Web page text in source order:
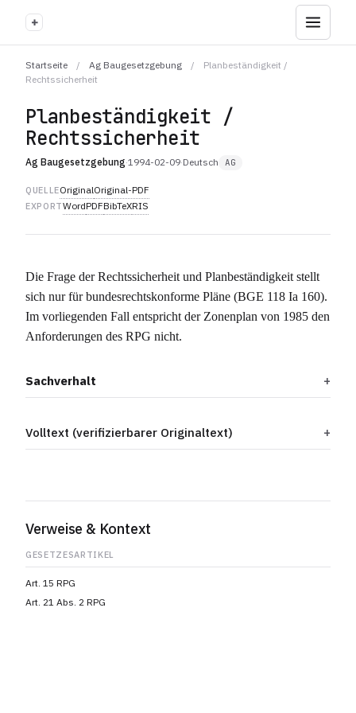
+
Startseite / Ag Baugesetzgebung /
Planbeständigkeit /
Rechtssicherheit
Planbeständigkeit /
Rechtssicherheit
Ag Baugesetzgebung·1994-02-09·Deutsch AG
QUELLEOriginalOriginal-PDF
EXPORTWordPDFBibTeXRIS
Die Frage der Rechtssicherheit und Planbeständigkeit stellt
sich nur für bundesrechtskonforme Pläne (BGE 118 Ia 160).
Im vorliegenden Fall entspricht der Zonenplan von 1985 den
Anforderungen des RPG nicht.
Sachverhalt
Volltext (verifizierbarer Originaltext)
Verweise & Kontext
GESETZESARTIKEL
Art. 15 RPG
Art. 21 Abs. 2 RPG